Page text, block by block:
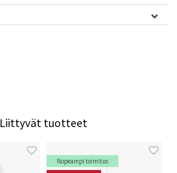
Liittyvät tuotteet
Nopeampi toimitus